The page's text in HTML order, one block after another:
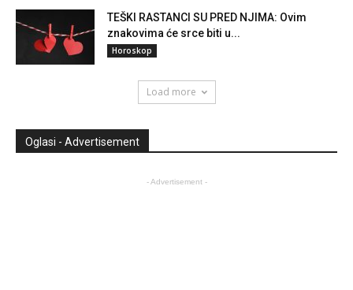
TEŠKI RASTANCI SU PRED NJIMA: Ovim
znakovima će srce biti u...
Horoskop
Load more
Oglasi - Advertisement
- Advertisement -